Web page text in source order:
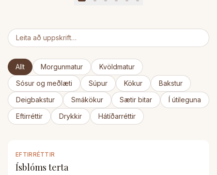
Allt Morgunmatur
Kvöldmatur
Sósur og meðlæti
Súpur Kökur
Bakstur
Deigbakstur
Smákökur Sætir bitar
Í útileguna
Eftirréttir
Drykkir Hátíðarréttir
EFTIRRÉTTIR
Ísblóms terta